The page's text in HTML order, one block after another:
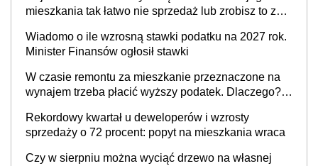
mieszkania tak łatwo nie sprzedaż lub zrobisz to ze
Wiadomo o ile wzrosną stawki podatku na 2027 rok.
Minister Finansów ogłosił stawki
W czasie remontu za mieszkanie przeznaczone na
wynajem trzeba płacić wyższy podatek. Dlaczego?
Rekordowy kwartał u deweloperów i wzrosty
sprzedaży o 72 procent: popyt na mieszkania wraca
Czy w sierpniu można wyciąć drzewo na własnej